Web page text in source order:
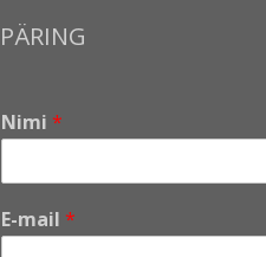
PÄRING
Nimi *
E
-E-mail *